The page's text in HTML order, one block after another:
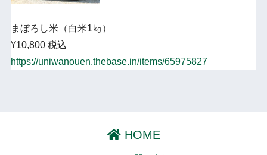
まぼろし米（白米1㎏）
¥10,800 税込
https://uniwanouen.thebase.in/items/65975827
HOME